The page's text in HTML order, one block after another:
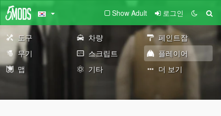
Show Adult 로그인
도구 차량
페인트잡
무기
스크립트
플레이어
맵
기타 더 보기